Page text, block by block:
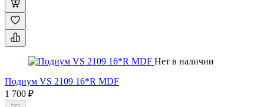
Нет в наличии
Подиум VS 2109 16*R MDF
1 700 ₽